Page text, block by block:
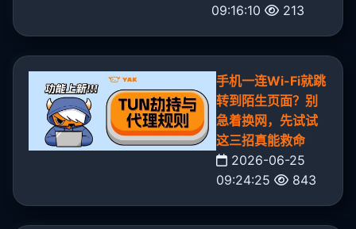
09:16:10
213
手机一连Wi-Fi就跳
转到陌生页面？别
急着换网，先试试
这三招真能救命
2026-06-25
09:24:25
843